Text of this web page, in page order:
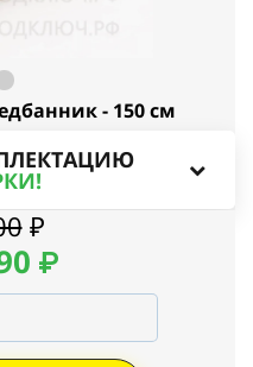
- 150 см
₽
₽